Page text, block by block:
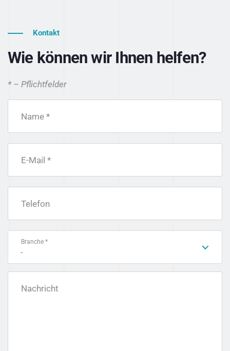
Kontakt
Wie können wir Ihnen helfen?
* – Pflichtfelder
Name *
E-Mail *
Telefon
Branche *
-
Nachricht